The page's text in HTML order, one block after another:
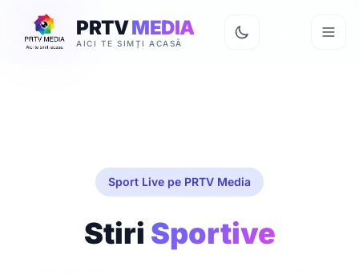
PRTVMEDIA
AICI TE SIMȚI ACASĂ
Sport Live pe PRTV Media
Stiri Sportive